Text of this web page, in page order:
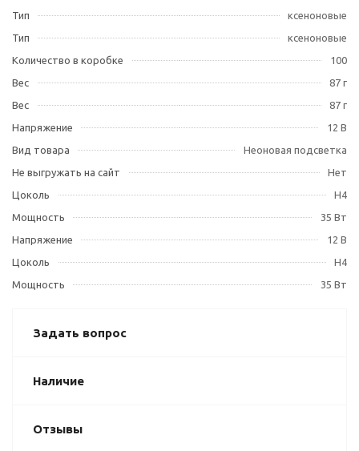
Тип
ксеноновые
Тип
ксеноновые
Количество в коробке
100
Вес
87 г
Вес
87 г
Напряжение
12 В
Вид товара
Неоновая подсветка
Не выгружать на сайт
Нет
Цоколь
H4
Мощность
35 Вт
Напряжение
12 В
Цоколь
H4
Мощность
35 Вт
Задать вопрос
Наличие
Отзывы